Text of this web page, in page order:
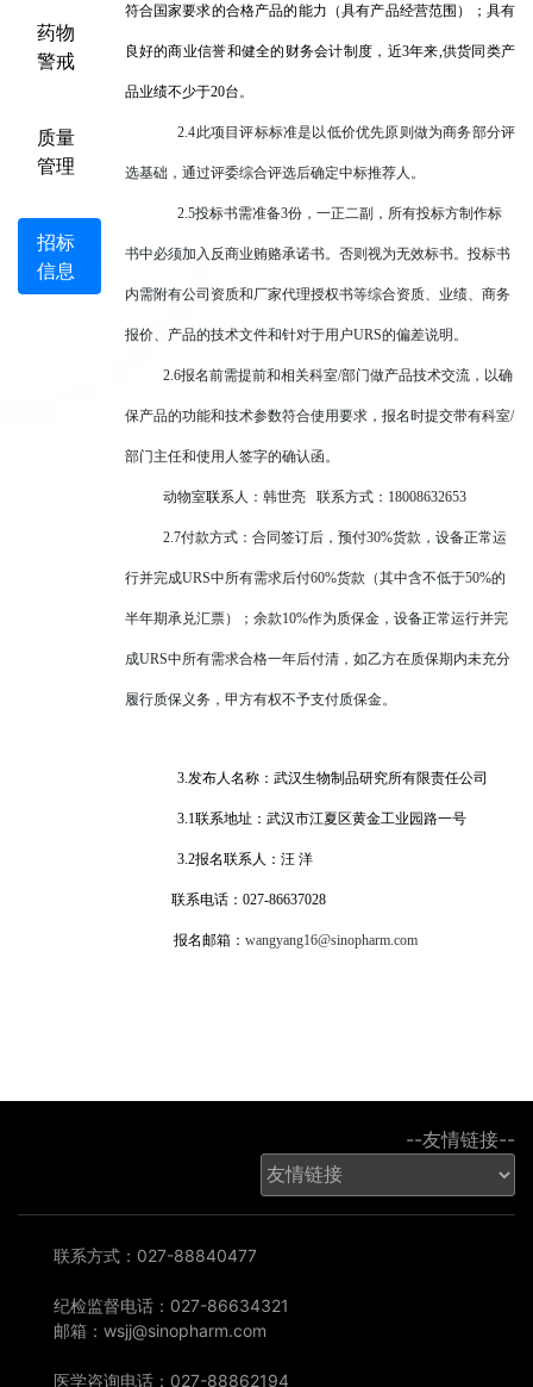
药物
警戒
质量
管理
招标
信息
符合国家要求的合格产品的能力（具有产品经营范围）；具有
良好的商业信誉和健全的财务会计制度，近3年来,供货同类产
品业绩不少于20台。
2.4此项目评标标准是以低价优先原则做为商务部分评
选基础，通过评委综合评选后确定中标推荐人。
2.5投标书需准备3份，一正二副，所有投标方制作标
书中必须加入反商业贿赂承诺书。否则视为无效标书。投标书
内需附有公司资质和厂家代理授权书等综合资质、业绩、商务
报价、产品的技术文件和针对于用户URS的偏差说明。
2.6报名前需提前和相关科室/部门做产品技术交流，以确
保产品的功能和技术参数符合使用要求，报名时提交带有科室/
部门主任和使用人签字的确认函。
动物室联系人：韩世亮 联系方式： 18008632653
2.7付款方式：合同签订后，预付30%货款，设备正常运
行并完成URS中所有需求后付60%货款（其中含不低于50%的
半年期承兑汇票）；余款10%作为质保金，设备正常运行并完
成URS中所有需求合格一年后付清，如乙方在质保期内未充分
履行质保义务，甲方有权不予支付质保金。
3.发布人名称：武汉生物制品研究所有限责任公司
3.1联系地址：武汉市江夏区黄金工业园路一号
3.2报名联系人：汪 洋
联系电话： 027-86637028
报名邮箱： wangyang16@sinopharm.com
--友情链接--
联系方式：027-88840477
纪检监督电话：027-86634321
邮箱：wsjj@sinopharm.com
医学咨询电话：027-88862194